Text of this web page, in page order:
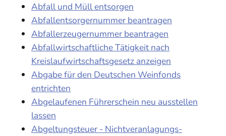
Abfall und Müll entsorgen
Abfallentsorgernummer beantragen
Abfallerzeugernummer beantragen
Abfallwirtschaftliche Tätigkeit nach
Kreislaufwirtschaftsgesetz anzeigen
Abgabe für den Deutschen Weinfonds
entrichten
Abgelaufenen Führerschein neu ausstellen
lassen
Abgeltungsteuer - Nichtveranlagungs-